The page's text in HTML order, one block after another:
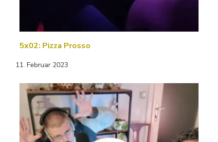
5x02: Pizza Prosso
11. Februar 2023